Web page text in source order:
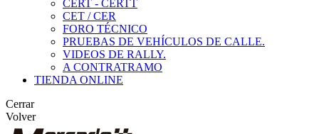
CERT - CERTT
CET / CER
FORO TÉCNICO
PRUEBAS DE VEHÍCULOS DE CALLE.
VIDEOS DE RALLY.
A CONTRATRAMO
TIENDA ONLINE
Cerrar
Volver